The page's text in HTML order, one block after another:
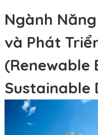
Ngành
và Phát
(Renewable
Sustainable